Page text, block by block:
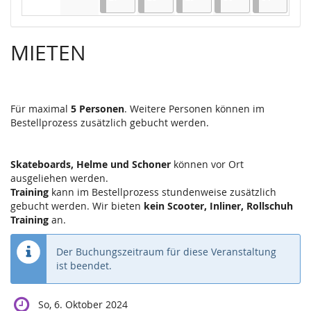
Keine Veranstaltungen
Keine Veranstaltungen
MIETEN
Für maximal 5 Personen. Weitere Personen können im
Bestellprozess zusätzlich gebucht werden.
Skateboards, Helme und Schoner können vor Ort
ausgeliehen werden.
Training kann im Bestellprozess stundenweise zusätzlich
gebucht werden. Wir bieten kein Scooter, Inliner, Rollschuh
Training an.
Der Buchungszeitraum für diese Veranstaltung
ist beendet.
So, 6. Oktober 2024